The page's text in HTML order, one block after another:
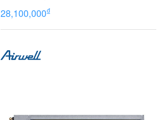
28,100,000₫